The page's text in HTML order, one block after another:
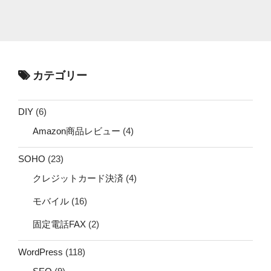
カテゴリー
DIY (6)
Amazon商品レビュー (4)
SOHO (23)
クレジットカード決済 (4)
モバイル (16)
固定電話FAX (2)
WordPress (118)